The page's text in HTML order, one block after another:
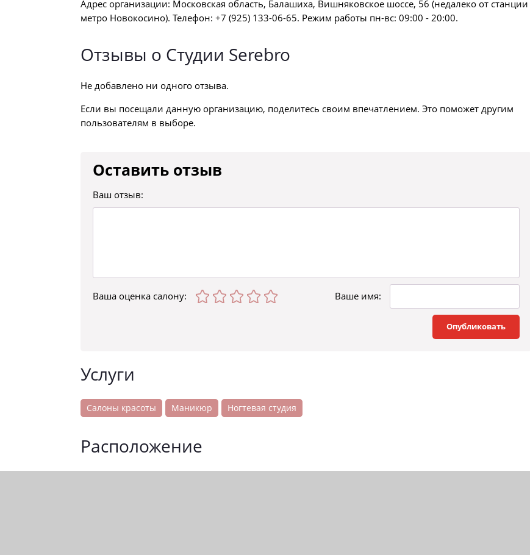
Адрес организации: Московская область, Балашиха, Вишняковское шоссе, 56 (недалеко от станции
метро Новокосино). Телефон: +7 (925) 133-06-65. Режим работы пн-вс: 09:00 - 20:00.
Отзывы о Студии Serebro
Не добавлено ни одного отзыва.
Если вы посещали данную организацию, поделитесь своим впечатлением. Это поможет другим
пользователям в выборе.
Оставить отзыв
Ваш отзыв:
Ваша оценка салону: Ваше имя:
Опубликовать
Услуги
Салоны красоты Маникюр Ногтевая студия
Расположение